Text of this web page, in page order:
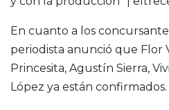
En cuanto a los
periodista anunció que Flor
Princesita, Agustín Sierra,
López ya están confirmados.